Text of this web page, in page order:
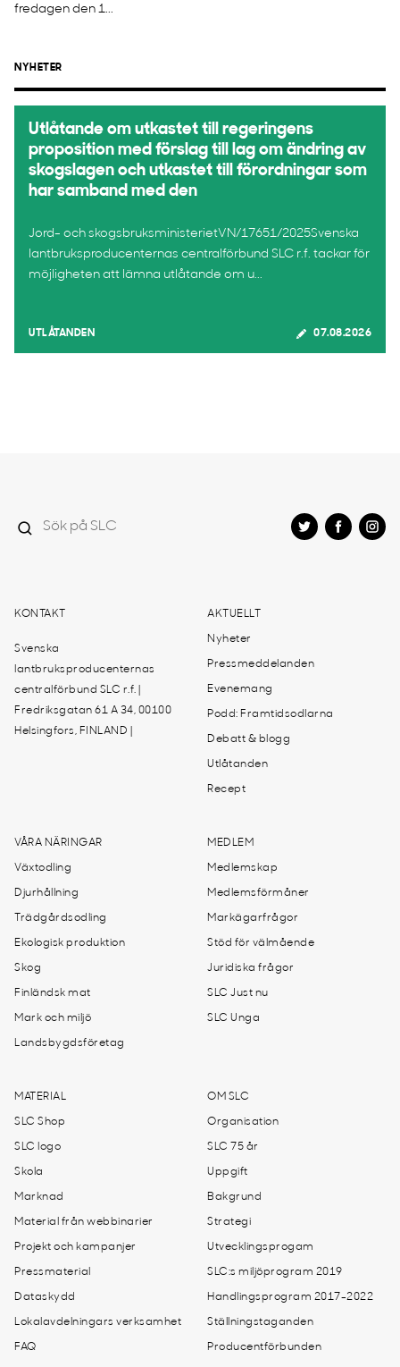
fredagen den 1...
NYHETER
Utlåtande om utkastet till regeringens
proposition med förslag till lag om ändring av
skogslagen och utkastet till förordningar som
har samband med den
Jord- och skogsbruksministerietVN/17651/2025Svenska
lantbruksproducenternas centralförbund SLC r.f. tackar för
möjligheten att lämna utlåtande om u...
UTLÅTANDEN 07.08.2026
KONTAKT
Svenska
lantbruksproducenternas
centralförbund SLC r.f. |
Fredriksgatan 61 A 34, 00100
Helsingfors, FINLAND |
AKTUELLT
Nyheter
Pressmeddelanden
Evenemang
Podd: Framtidsodlarna
Debatt & blogg
Utlåtanden
Recept
VÅRA NÄRINGAR
Växtodling
Djurhållning
Trädgårdsodling
Ekologisk produktion
Skog
Finländsk mat
Mark och miljö
Landsbygdsföretag
MEDLEM
Medlemskap
Medlemsförmåner
Markägarfrågor
Stöd för välmående
Juridiska frågor
SLC Just nu
SLC Unga
MATERIAL
SLC Shop
SLC logo
Skola
Marknad
Material från webbinarier
Projekt och kampanjer
Pressmaterial
Dataskydd
Lokalavdelningars verksamhet
FAQ
OM SLC
Organisation
SLC 75 år
Uppgift
Bakgrund
Strategi
Utvecklingsprogam
SLC:s miljöprogram 2019
Handlingsprogram 2017-2022
Ställningstaganden
Producentförbunden